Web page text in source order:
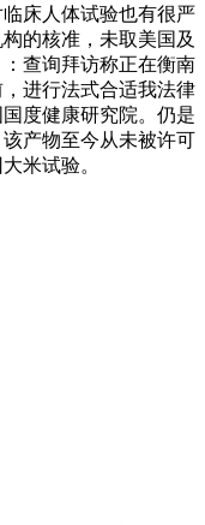
床人体试验也有很严
的核准，未取美国及
查询拜访称正在衡南
进行法式合适我法律
度健康研究院。仍是
产物至今从未被许可
米试验。